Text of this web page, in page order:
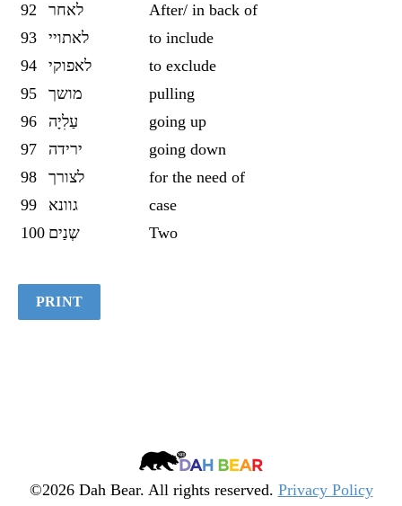
92
לאחר
After/ in back of
93
לאתויי
to include
94
לאפוקי
to exclude
95
מושך
pulling
96
עַלִיָה
going up
97
ירידה
going down
98
לצורך
for the need of
99
גוונא
case
100 שְנַים Two
PRINT
Dah
Bear
©2026 Dah Bear. All rights reserved. Privacy Policy